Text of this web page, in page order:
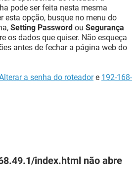
pode ser feita nesta mesma
esta opção, busque no menu do
Setting Password ou Segurança
os dados que quiser. Não esqueça
antes de fechar a página web do
a senha do roteadore 192-168-
index.html não abre